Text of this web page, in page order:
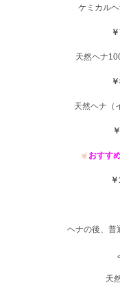
ケミカル
天然ヘナ
天然ヘナ（
おすす
ヘナの後、普
天